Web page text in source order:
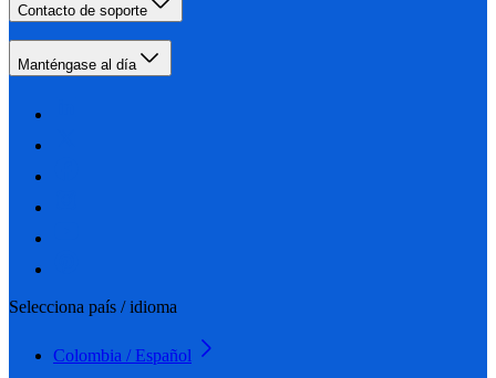
Contacto de soporte
Manténgase al día
Selecciona país / idioma
Colombia / Español